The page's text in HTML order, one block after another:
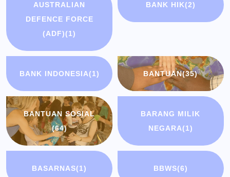
AUSTRALIAN
DEFENCE FORCE
(ADF)(1)
BANK HIK(2)
BANK INDONESIA(1) BANTUAN(35)
BANTUAN SOSIAL
(64)
BARANG MILIK
NEGARA(1)
BASARNAS(1) BBWS(6)